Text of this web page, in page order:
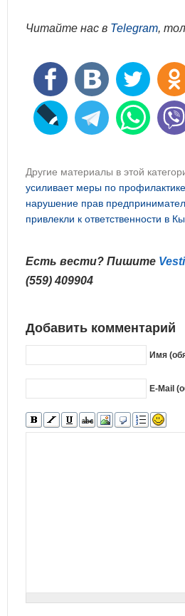
Читайте нас в Telegram,
Другие материалы в этой
усиливает меры по
нарушение прав
привлекли к ответственности в
Есть вести? Пишите Vesti
(559) 409904
Добавить комментарий
Имя
E-Mail